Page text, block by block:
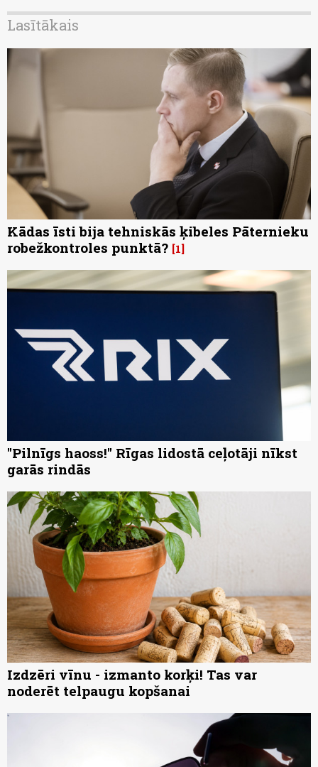
Lasītākais
Kādas īsti bija tehniskās ķibeles Pāternieku
robežkontroles punktā? 1
"Pilnīgs haoss!" Rīgas lidostā ceļotāji nīkst
garās rindās
Izdzēri vīnu - izmanto korķi! Tas var
noderēt telpaugu kopšanai